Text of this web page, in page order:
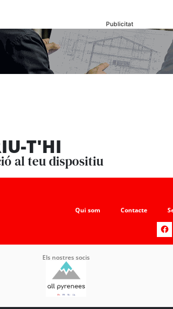
Publicitat
T'HI
al teu dispositiu
Qui som Contacte
Els nostres socis